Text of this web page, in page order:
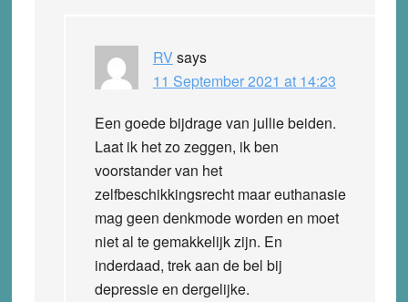
RV says
11 September 2021 at 14:23
Een goede bijdrage van jullie beiden.
Laat ik het zo zeggen, ik ben
voorstander van het
zelfbeschikkingsrecht maar euthanasie
mag geen denkmode worden en moet
niet al te gemakkelijk zijn. En
inderdaad, trek aan de bel bij
depressie en dergelijke.